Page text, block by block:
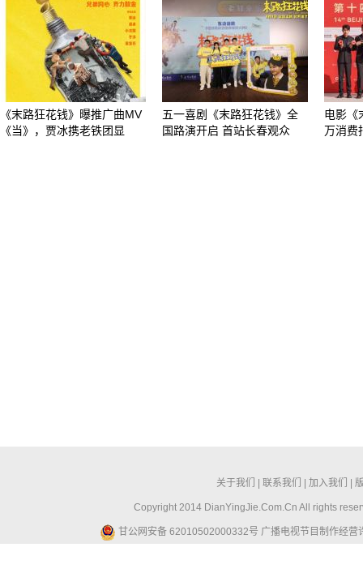
《末路狂花钱》曝推广曲MV
《当》，贾冰携老铁团显
五一喜剧《末路狂花钱》全
国路演开启 首站长春观众
电影《
万消费
关于我们 联系我们 加入我们
Copyright 2014 DianYingJie.Com.Cn All rights
甘公网安备 62010502000332号 广播电视节目制作经